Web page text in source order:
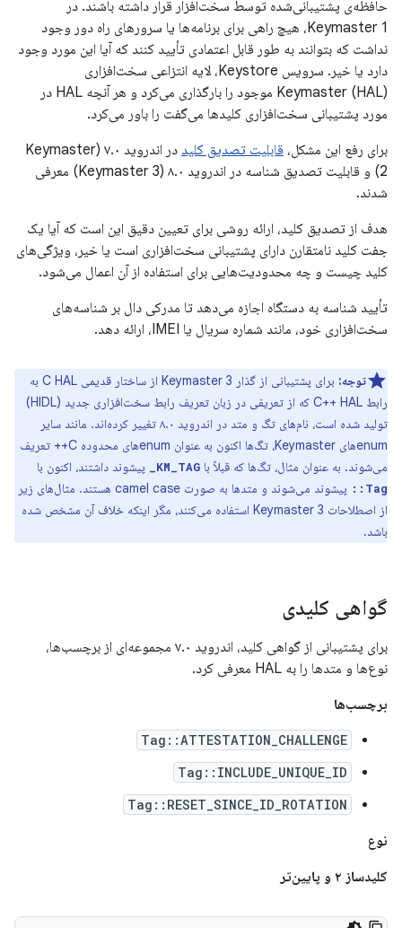
حافظه‌ی پشتیبانی‌شده توسط سخت‌افزار قرار داشته باشند. در
Keymaster 1، هیچ راهی برای برنامه‌ها یا سرورهای راه دور وجود
نداشت که بتوانند به طور قابل اعتمادی تأیید کنند که آیا این مورد وجود
دارد یا خیر. سرویس Keystore، لایه انتزاعی سخت‌افزاری
Keymaster (HAL) موجود را بارگذاری می‌کرد و هر آنچه HAL در
مورد پشتیبانی سخت‌افزاری کلیدها می‌گفت را باور می‌کرد.
برای رفع این مشکل، قابلیت تصدیق کلید
در اندروید ۷.۰ (Keymaster
2) و قابلیت تصدیق شناسه در اندروید ۸.۰ (Keymaster 3) معرفی
شدند.
هدف از تصدیق کلید، ارائه روشی برای تعیین دقیق این است که آیا یک
جفت کلید نامتقارن دارای پشتیبانی سخت‌افزاری است یا خیر، ویژگی‌های
کلید چیست و چه محدودیت‌هایی برای استفاده از آن اعمال می‌شود.
تأیید شناسه به دستگاه اجازه می‌دهد تا مدرکی دال بر شناسه‌های
سخت‌افزاری خود، مانند شماره سریال یا IMEI، ارائه دهد.
توجه:
برای پشتیبانی از گذار Keymaster 3 از ساختار قدیمی C HAL به
رابط C++ HAL که از تعریفی در زبان تعریف رابط سخت‌افزاری جدید (HIDL)
تولید شده است، نام‌های تگ و متد در اندروید ۸.۰ تغییر کرده‌اند. مانند سایر
enumهای Keymaster، تگ‌ها اکنون به عنوان enumهای محدوده C++ تعریف
می‌شوند. به عنوان مثال، تگ‌ها که قبلاً با KM_TAG_ پیشوند داشتند، اکنون با
Tag::
پیشوند می‌شوند و متدها به صورت camel case هستند. مثال‌های زیر
از اصطلاحات Keymaster 3 استفاده می‌کنند، مگر اینکه خلاف آن مشخص شده
باشد.
گواهی کلیدی
برای پشتیبانی از گواهی کلید، اندروید ۷.۰ مجموعه‌ای از برچسب‌ها،
نوع‌ها و متدها را به HAL معرفی کرد.
برچسب‌ها
Tag::ATTESTATION_CHALLENGE
Tag::INCLUDE_UNIQUE_ID
Tag::RESET_SINCE_ID_ROTATION
نوع
کلیدساز ۲ و پایین‌تر